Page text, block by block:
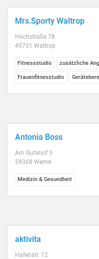
Mrs.Sporty Waltrop
Hochstraße 78
45731 Waltrop
Fitnessstudio zusätzliche
Frauenfitnesstudio
Antonia Boss
Am Gutshof 5
59368 Werne
Medizin & Gesundheit
aktivita
Hafenstr. 12